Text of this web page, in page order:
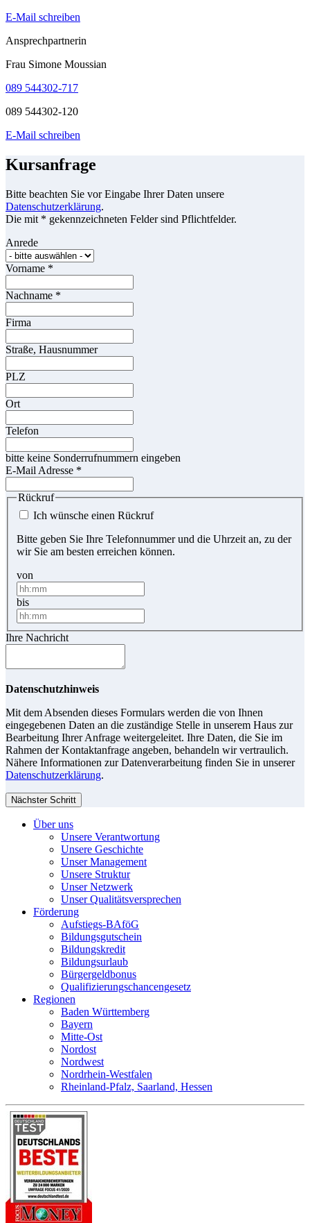
E-Mail schreiben
Ansprechpartnerin
Frau Simone Moussian
089 544302-717
089 544302-120
E-Mail schreiben
Kursanfrage
Bitte beachten Sie vor Eingabe Ihrer Daten unsere
Datenschutzerklärung.
Die mit * gekennzeichneten Felder sind Pflichtfelder.
Anrede
Vorname *
Nachname *
Firma
Straße, Hausnummer
PLZ
Ort
Telefon
bitte keine Sonderrufnummern eingeben
E-Mail Adresse *
Rückruf
Ich wünsche einen Rückruf
Bitte geben Sie Ihre Telefonnummer und die Uhrzeit an, zu der
wir Sie am besten erreichen können.
von
bis
Ihre Nachricht
Datenschutzhinweis
Mit dem Absenden dieses Formulars werden die von Ihnen
eingegebenen Daten an die zuständige Stelle in unserem Haus zur
Bearbeitung Ihrer Anfrage weitergeleitet. Ihre Daten, die Sie im
Rahmen der Kontaktanfrage angeben, behandeln wir vertraulich.
Nähere Informationen zur Datenverarbeitung finden Sie in unserer
Datenschutzerklärung.
Nächster Schritt
Über uns
Unsere Verantwortung
Unsere Geschichte
Unser Management
Unsere Struktur
Unser Netzwerk
Unser Qualitätsversprechen
Förderung
Aufstiegs-BAföG
Bildungsgutschein
Bildungskredit
Bildungsurlaub
Bürgergeldbonus
Qualifizierungschancengesetz
Regionen
Baden Württemberg
Bayern
Mitte-Ost
Nordost
Nordwest
Nordrhein-Westfalen
Rheinland-Pfalz, Saarland, Hessen